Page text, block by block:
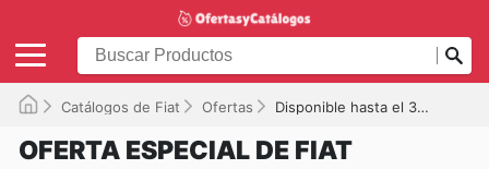
Catálogos de Fiat Ofertas Disponible hasta el 31/03/2026
OFERTA ESPECIAL DE FIAT